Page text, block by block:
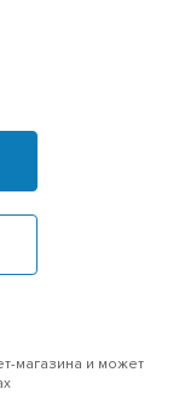
магазина и может